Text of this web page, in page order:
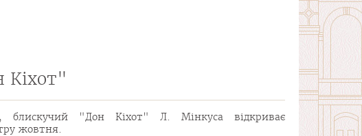
Кіхот"
блискучий "Дон Кіхот" Л. Мінкуса відкриває
жовтня.